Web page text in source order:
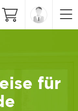
für